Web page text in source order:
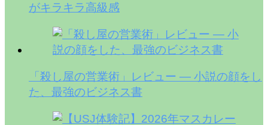
がキラキラ高級感
「殺し屋の営業術」レビュー — 小説の顔をし
た、最強のビジネス書